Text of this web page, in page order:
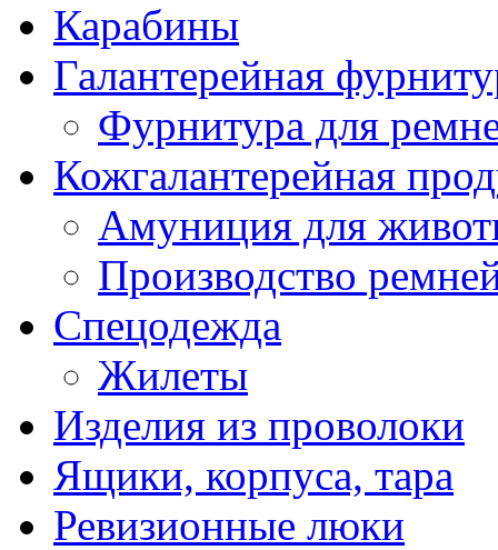
Карабины
Галантерейная
Фурнитура для
Кожгалантерейная
Амуниция для
Производство
Спецодежда
Жилеты
Изделия из проволоки
Ящики, корпуса, тара
Ревизионные люки